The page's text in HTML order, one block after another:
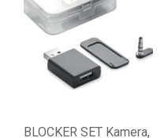
BLOCKER SET Kamera,